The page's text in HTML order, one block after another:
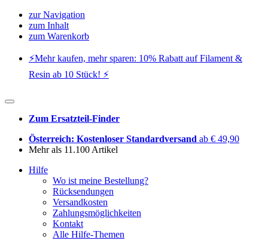
zur Navigation
zum Inhalt
zum Warenkorb
⚡️Mehr kaufen, mehr sparen: 10% Rabatt auf Filament &
Resin ab 10 Stück! ⚡️
Zum Ersatzteil-Finder
Österreich: Kostenloser Standardversand ab € 49,90
Mehr als 11.100 Artikel
Hilfe
Wo ist meine Bestellung?
Rücksendungen
Versandkosten
Zahlungsmöglichkeiten
Kontakt
Alle Hilfe-Themen